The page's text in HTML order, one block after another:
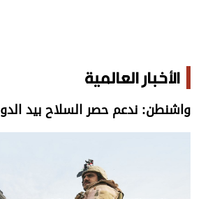
الأخبار العالمية
واشنطن: ندعم حصر السلاح بيد